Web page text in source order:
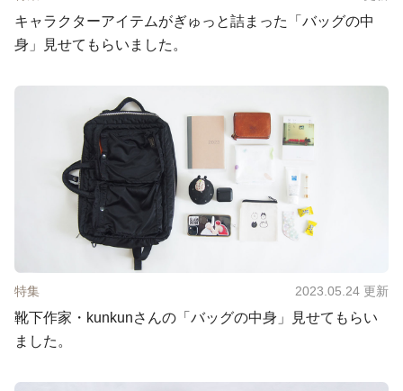
キャラクターアイテムがぎゅっと詰まった「バッグの中
身」見せてもらいました。
特集 2023.05.24 更新
靴下作家・kunkunさんの「バッグの中身」見せてもらい
ました。